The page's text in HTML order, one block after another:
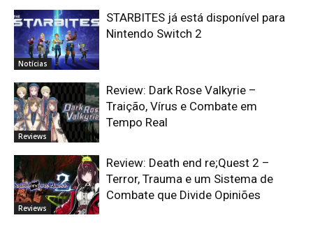
Notícias
STARBITES já está disponível para
Nintendo Switch 2
Reviews
Review: Dark Rose Valkyrie –
Traição, Vírus e Combate em
Tempo Real
Reviews
Review: Death end re;Quest 2 –
Terror, Trauma e um Sistema de
Combate que Divide Opiniões